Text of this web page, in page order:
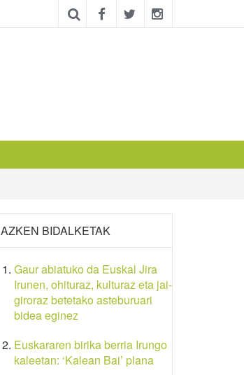
AZKEN BIDALKETAK
Gaur abiatuko da Euskal Jira
Irunen, ohituraz, kulturaz eta jai-
giroraz betetako asteburuari
bidea eginez
Euskararen birika berria Irungo
kaleetan: ‘Kalean Bai’ plana